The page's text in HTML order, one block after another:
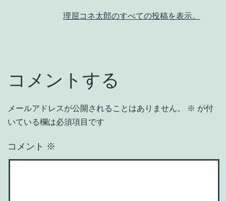
理屈コネ太郎のすべての投稿を表示。
コメントする
メールアドレスが公開されることはありません。 ※ が付
いている欄は必須項目です
コメント ※